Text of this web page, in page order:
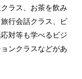
ラス、お茶を飲み
行会話クラス、ビ
対等も学べるビジ
ンクラスなどがあ